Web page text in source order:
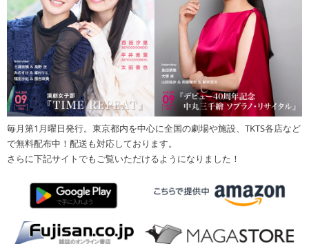
毎月第1月曜日発行。東京都内を中心に全国の劇場や施設、TKTS各店など
で無料配布中！配送も対応しております。
さらに下記サイトでもご覧いただけるようになりました！